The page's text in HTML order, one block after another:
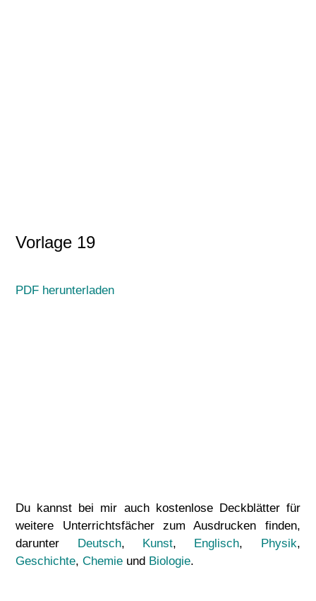
Vorlage 19
PDF herunterladen
Du kannst bei mir auch kostenlose Deckblätter für
weitere Unterrichtsfächer zum Ausdrucken finden,
darunter Deutsch, Kunst, Englisch, Physik,
Geschichte,Chemie und Biologie.